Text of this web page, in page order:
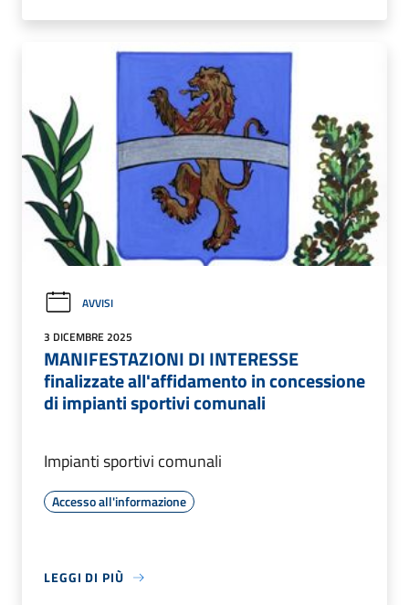
AVVISI
3 DICEMBRE 2025
MANIFESTAZIONI DI INTERESSE
finalizzate all'affidamento in concessione
di impianti sportivi comunali
Impianti sportivi comunali
Accesso all'informazione
LEGGI DI PIÙ